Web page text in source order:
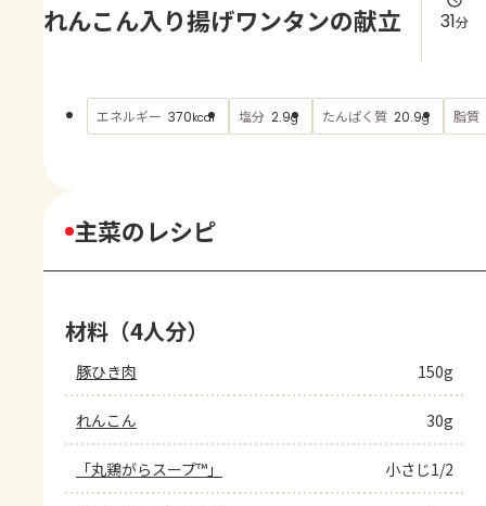
AJINOMOTO PARK とは
れんこん入り揚げワンタンの献立 31分
エネルギー 370kcal 塩分 2.9g たんぱく質 20.9g 脂質
主菜のレシピ
材料（4人分）
豚ひき肉 150g
れんこん 30g
「丸鶏がらスープ™」 小さじ1/2